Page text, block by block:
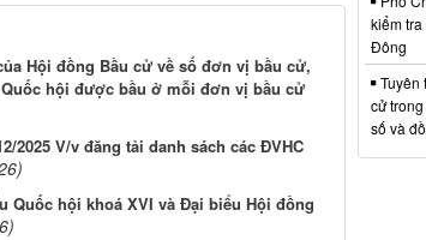
Hội đồng Bầu cử về số đơn vị bầu cử,
hội được bầu ở mỗi đơn vị bầu cử
2025 V/v đăng tải danh sách các ĐVHC
Quốc hội khoá XVI và Đại biểu Hội đồng
kiểm
Đông
Tuyên
cử
số và